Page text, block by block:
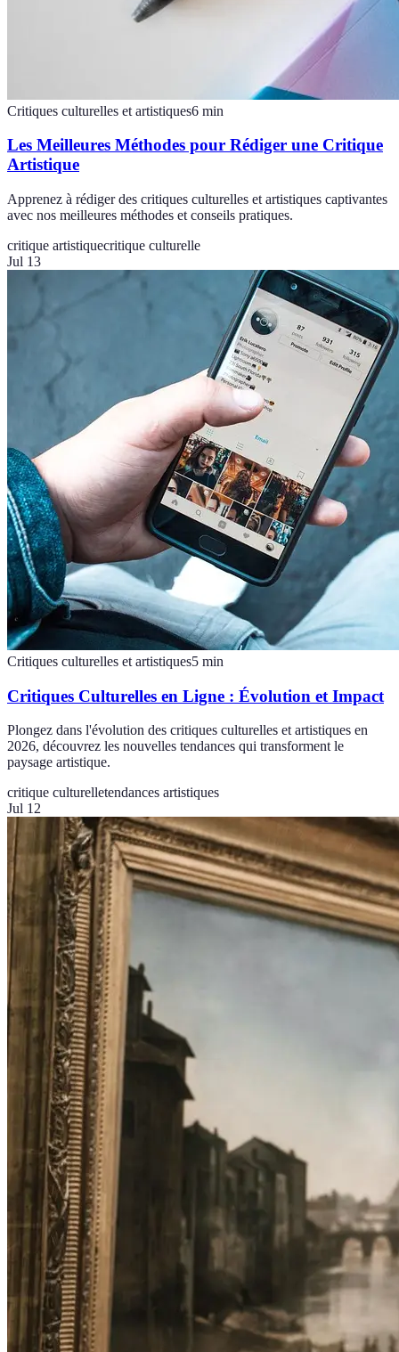
Critiques culturelles et artistiques6 min
Les Meilleures Méthodes pour Rédiger une Critique
Artistique
Apprenez à rédiger des critiques culturelles et artistiques captivantes
avec nos meilleures méthodes et conseils pratiques.
critique artistiquecritique culturelle
Jul 13
Critiques culturelles et artistiques5 min
Critiques Culturelles en Ligne : Évolution et Impact
Plongez dans l'évolution des critiques culturelles et artistiques en
2026, découvrez les nouvelles tendances qui transforment le
paysage artistique.
critique culturelletendances artistiques
Jul 12